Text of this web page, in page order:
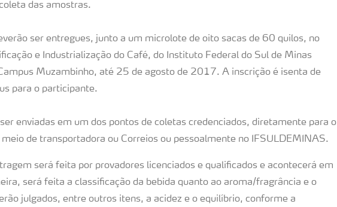
das amostras.
ser entregues, junto a um microlote de oito sacas de 60 quilos, no
e Industrialização do Café, do Instituto Federal do Sul de Minas
Muzambinho, até 25 de agosto de 2017. A inscrição é isenta de
para o participante.
enviadas em um dos pontos de coletas credenciados, diretamente para o
meio de transportadora ou Correios ou pessoalmente no IFSULDEMINAS.
será feita por provadores licenciados e qualificados e acontecerá em
será feita a classificação da bebida quanto ao aroma/fragrância e o
julgados, entre outros itens, a acidez e o equilíbrio, conforme a